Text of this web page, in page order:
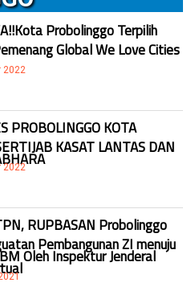
Probolinggo Terpilih
Global We Love Cities
2022
PROBOLINGGO KOTA
KASAT LANTAS DAN
2022
RUPBASAN Probolinggo
Pembangunan ZI menuju
Oleh Inspektur Jenderal